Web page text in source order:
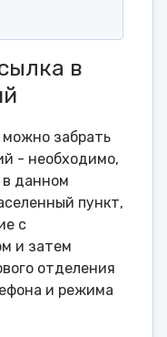
в
можно забрать
- необходимо,
в данном
пункт,
с
и затем
отделения
и режима